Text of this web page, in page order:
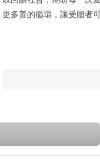
更多善的循環，讓受贈者